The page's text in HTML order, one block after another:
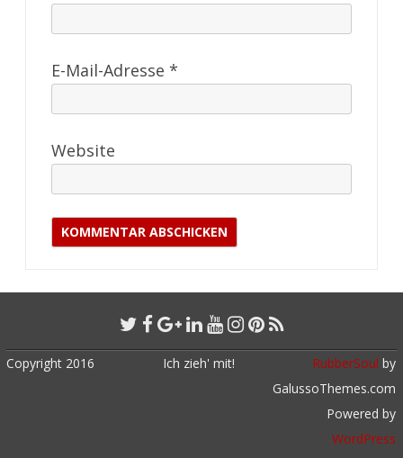
E-Mail-Adresse *
Website
Copyright 2016 Ich zieh' mit! RubberSoul by
GalussoThemes.com
Powered by
WordPress